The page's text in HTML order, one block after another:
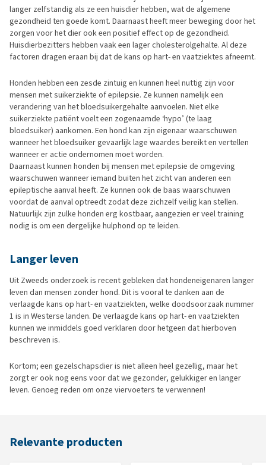
langer zelfstandig als ze een huisdier hebben, wat de algemene
gezondheid ten goede komt. Daarnaast heeft meer beweging door het
zorgen voor het dier ook een positief effect op de gezondheid.
Huisdierbezitters hebben vaak een lager cholesterolgehalte. Al deze
factoren dragen eraan bij dat de kans op hart- en vaatziektes afneemt.
Honden hebben een zesde zintuig en kunnen heel nuttig zijn voor
mensen met suikerziekte of epilepsie. Ze kunnen namelijk een
verandering van het bloedsuikergehalte aanvoelen. Niet elke
suikerziekte patiënt voelt een zogenaamde ‘hypo’ (te laag
bloedsuiker) aankomen. Een hond kan zijn eigenaar waarschuwen
wanneer het bloedsuiker gevaarlijk lage waardes bereikt en vertellen
wanneer er actie ondernomen moet worden.
Daarnaast kunnen honden bij mensen met epilepsie de omgeving
waarschuwen wanneer iemand buiten het zicht van anderen een
epileptische aanval heeft. Ze kunnen ook de baas waarschuwen
voordat de aanval optreedt zodat deze zichzelf veilig kan stellen.
Natuurlijk zijn zulke honden erg kostbaar, aangezien er veel training
nodig is om een dergelijke hulphond op te leiden.
Langer leven
Uit Zweeds onderzoek is recent gebleken dat hondeneigenaren langer
leven dan mensen zonder hond. Dit is vooral te danken aan de
verlaagde kans op hart- en vaatziekten, welke doodsoorzaak nummer
1 is in Westerse landen. De verlaagde kans op hart- en vaatziekten
kunnen we inmiddels goed verklaren door hetgeen dat hierboven
beschreven is.
Kortom; een gezelschapsdier is niet alleen heel gezellig, maar het
zorgt er ook nog eens voor dat we gezonder, gelukkiger en langer
leven. Genoeg reden om onze viervoeters te verwennen!
Relevante producten